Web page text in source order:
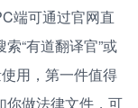
端可通过官网直
“有道翻译官”或
用，第一件值得
你做法律文件，可